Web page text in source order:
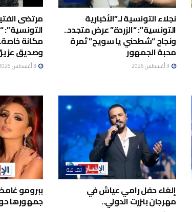
نجلاء التونسية لـ”الأخبارية
التونسية”: “الزردة” عرض متجدد..
ونجاح “شطحني يا سويح” ثمرة
محبة الجمهور
مرتضى
التونسية”:
مكانة
وصديق
ثقافة
إلغاء حفل رامي عياش في
مهرجان بنزرت الدولي..
ببرومو
جمهورها